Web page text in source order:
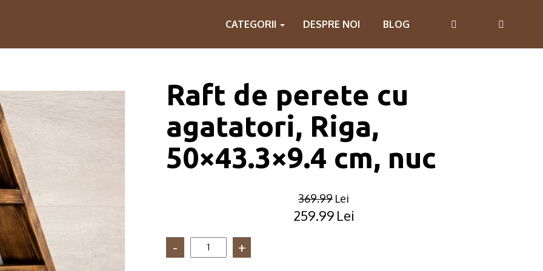
CATEGORII DESPRE NOI BLOG
Raft de perete cu
agatatori, Riga,
50×43.3×9.4 cm, nuc
369.99 Lei
Original
259.99 Lei
Current
Cantitate